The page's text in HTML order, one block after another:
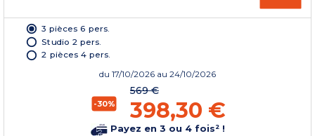
3 pièces 6 pers.
Studio 2 pers.
2 pièces 4 pers.
du 17/10/2026 au 24/10/2026
-30%
569 €
398,30 €
Payez en 3 ou 4 fois² !